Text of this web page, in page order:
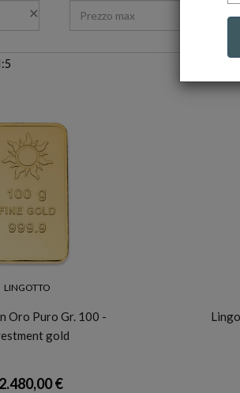
LINGOTTO
Oro Puro Gr. 100 -
gold
€